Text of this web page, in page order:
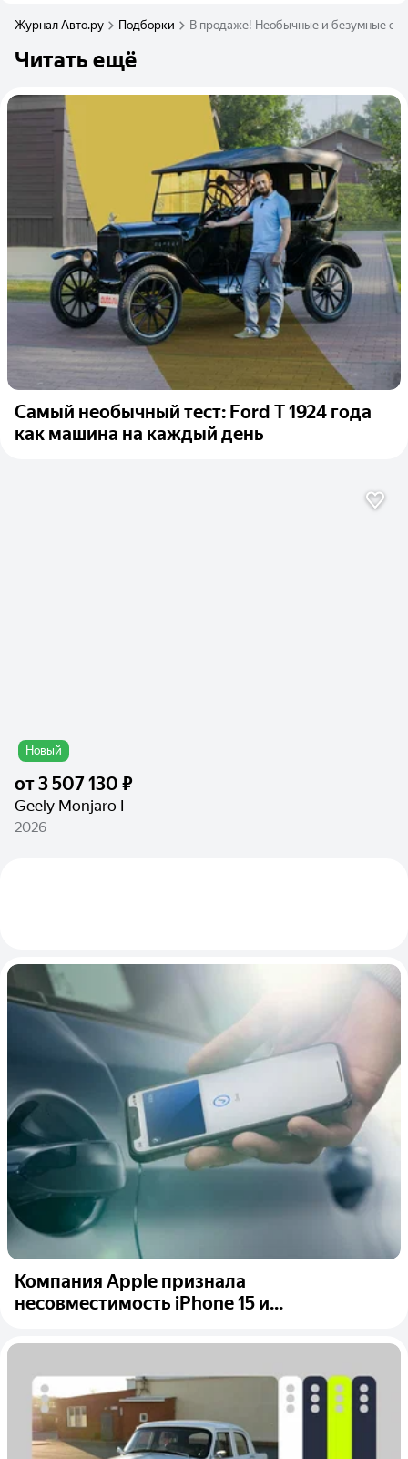
Журнал Авто.ру Подборки В продаже! Необычные и безумные
Читать ещё
Самый необычный тест: Ford T 1924 года
как машина на каждый день
Новый
от3 507 130 ₽
Geely Monjaro I
2026
Компания Apple признала
несовместимость iPhone 15 и...